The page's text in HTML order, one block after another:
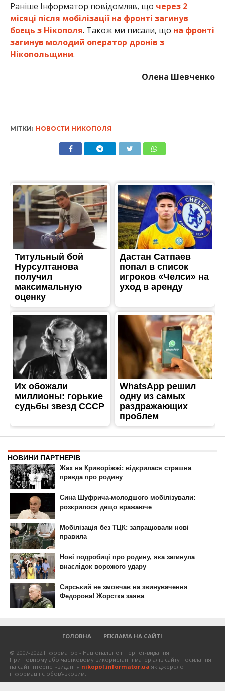
Раніше Інформатор повідомляв, що через 2
місяці після мобілізації на фронті загинув
боєць з Нікополя. Також ми писали, що на фронті
загинув молодий оператор дронів з
Нікопольщини.
Олена Шевченко
МІТКИ: НОВОСТИ НИКОПОЛЯ
ГОЛОВНА РЕКЛАМА НА САЙТІ
© 2007-2022 Інформатор - Національне інтернет-видання.
При повному або частковому використанні матеріалів сайту посилання
на сайт інтернет-видання nikopol.informator.ua як джерело
інформації є обов'язковим.